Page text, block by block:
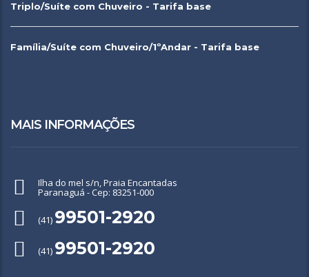
Triplo/Suíte com Chuveiro - Tarifa base
Família/Suíte com Chuveiro/1ºAndar - Tarifa base
MAIS INFORMAÇÕES
Ilha do mel s/n, Praia Encantadas
Paranaguá - Cep: 83251-000
(41) 99501-2920
(41) 99501-2920